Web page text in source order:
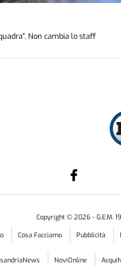
Non cambia lo staff
Copyright © 2026 - G.E.M.
Cosa Facciamo Pubblicità
NoviOnline